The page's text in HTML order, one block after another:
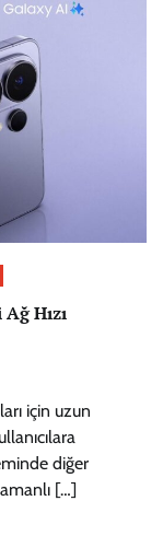
Hızı
için uzun
diğer
[…]